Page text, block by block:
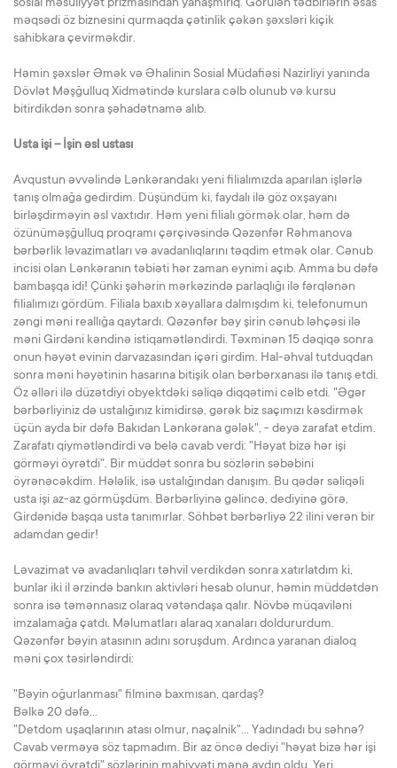
sosial məsuliyyət prizmasından yanaşmırıq. Görülən tədbirlərin əsas
məqsədi öz biznesini qurmaqda çətinlik çəkən şəxsləri kiçik
sahibkara çevirməkdir.
Həmin şəxslər Əmək və Əhalinin Sosial Müdafiəsi Nazirliyi yanında
Dövlət Məşğulluq Xidmətində kurslara cəlb olunub və kursu
bitirdikdən sonra şəhadətnamə alıb.
Usta işi – İşin əsl ustası
Avqustun əvvəlində Lənkərandakı yeni filialımızda aparılan işlərlə
tanış olmağa gedirdim. Düşündüm ki, faydalı ilə göz oxşayanı
birləşdirməyin əsl vaxtıdır. Həm yeni filialı görmək olar, həm də
özünüməşğulluq proqramı çərçivəsində Qəzənfər Rəhmanova
bərbərlik ləvazimatları və avadanlıqlarını təqdim etmək olar. Cənub
incisi olan Lənkəranın təbiəti hər zaman eynimi açıb. Amma bu dəfə
bambaşqa idi! Çünki şəhərin mərkəzində parlaqlığı ilə fərqlənən
filialımızı gördüm. Filiala baxıb xəyallara dalmışdım ki, telefonumun
zəngi məni reallığa qaytardı. Qəzənfər bəy şirin cənub ləhçəsi ilə
məni Girdəni kəndinə istiqamətləndirdi. Təxminən 15 dəqiqə sonra
onun həyət evinin darvazasından içəri girdim. Hal-əhval tutduqdan
sonra məni həyətinin hasarına bitişik olan bərbərxanası ilə tanış etdi.
Öz əlləri ilə düzətdiyi obyektdəki səliqə diqqətimi cəlb etdi. "Əgər
bərbərliyiniz də ustalığınız kimidirsə, gərək biz saçımızı kəsdirmək
üçün ayda bir dəfə Bakıdan Lənkərana gələk", - deyə zarafat etdim.
Zarafatı qiymətləndirdi və belə cavab verdi: "Həyat bizə hər işi
görməyi öyrətdi". Bir müddət sonra bu sözlərin səbəbini
öyrənəcəkdim. Hələlik, isə ustalığından danışım. Bu qədər səliqəli
usta işi az-az görmüşdüm. Bərbərliyinə gəlincə, dediyinə görə,
Girdənidə başqa usta tanımırlar. Söhbət bərbərliyə 22 ilini verən bir
adamdan gedir!
Ləvazimat və avadanlıqları təhvil verdikdən sonra xatırlatdım ki,
bunlar iki il ərzində bankın aktivləri hesab olunur, həmin müddətdən
sonra isə təmənnasız olaraq vətəndaşa qalır. Növbə müqaviləni
imzalamağa çatdı. Məlumatları alaraq xanaları doldururdum.
Qəzənfər bəyin atasının adını soruşdum. Ardınca yaranan dialoq
məni çox təsirləndirdi:
"Bəyin oğurlanması" filminə baxmısan, qardaş?
Bəlkə 20 dəfə…
"Detdom uşaqlarının atası olmur, naçalnik"… Yadındadı bu səhnə?
Cavab verməyə söz tapmadım. Bir az öncə dediyi "həyat bizə hər işi